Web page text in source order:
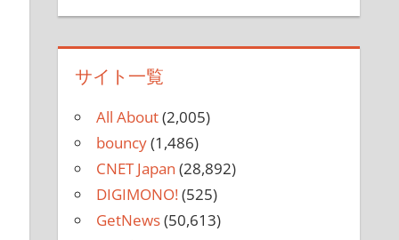
サイト一覧
All About(2,005)
bouncy(1,486)
CNET Japan (28,892)
DIGIMONO!(525)
GetNews(50,613)